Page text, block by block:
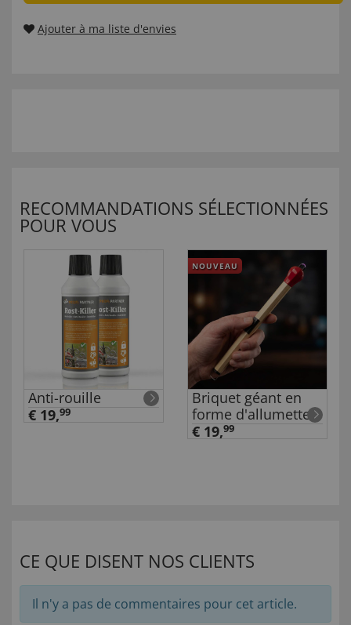
Ajouter à ma liste d'envies
RECOMMANDATIONS SÉLECTIONNÉES
POUR VOUS
Anti-rouille
€ 19,99
NOUVEAU
Briquet géant en
forme d'allumette
€ 19,99
CE QUE DISENT NOS CLIENTS
Il n'y a pas de commentaires pour cet article.